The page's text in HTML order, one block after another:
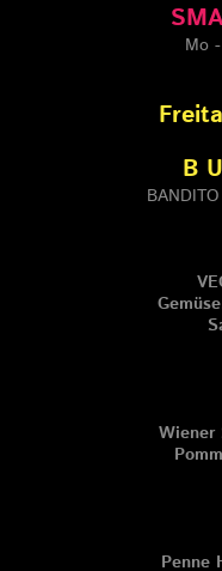
Mo
B
Wiener
Penne